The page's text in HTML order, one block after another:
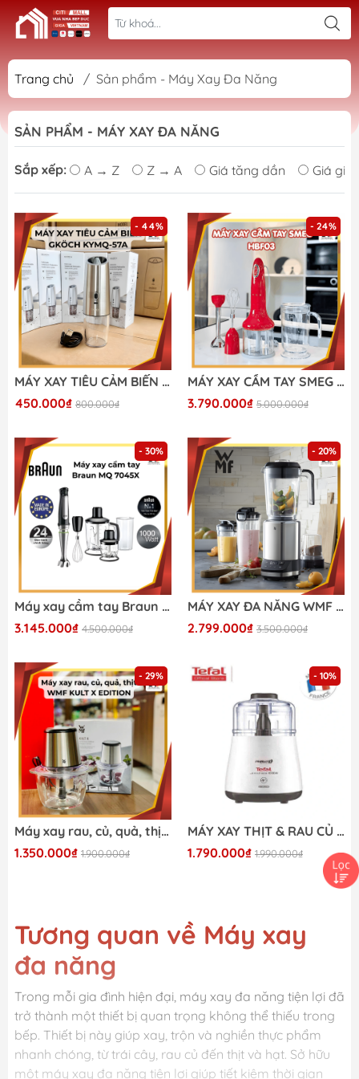
Trang chủ / Sản phẩm - Máy Xay Đa Năng
SẢN PHẨM - MÁY XAY ĐA NĂNG
Sắp xếp: A → Z Z → A Giá tăng dần Giá
- 44%
MÁY XAY TIÊU CẢM BIẾN GKÖCH – BÍ QUYẾT MÓN NGON CHUẨN VỊ!
450.000₫ 800.000₫
- 24%
MÁY XAY CẦM TAY SMEG HBF03 (màu đỏ)
3.790.000₫ 5.000.000₫
- 30%
Máy xay cầm tay Braun MQ 7045X
3.145.000₫ 4.500.000₫
- 20%
MÁY XAY ĐA NĂNG WMF KULT PRO siêu khoẻ, siêu bền
2.799.000₫ 3.500.000₫
- 29%
Máy xay rau, củ, quả, thịt WMF KULT X EDITION
1.350.000₫ 1.900.000₫
- 10%
MÁY XAY THỊT & RAU CỦ TEFAL DPA130
1.790.000₫ 1.990.000₫
Tương quan về Máy xay
đa năng
Trong mỗi gia đình hiện đại, máy xay đa năng tiện lợi đã
trở thành một thiết bị quan trọng không thể thiếu trong
bếp. Thiết bị này giúp xay, trộn và nghiền thực phẩm
nhanh chóng, từ trái cây, rau củ đến thịt và hạt. Sở hữu
một máy xay đa năng tiện lợi giúp tiết kiệm thời gian